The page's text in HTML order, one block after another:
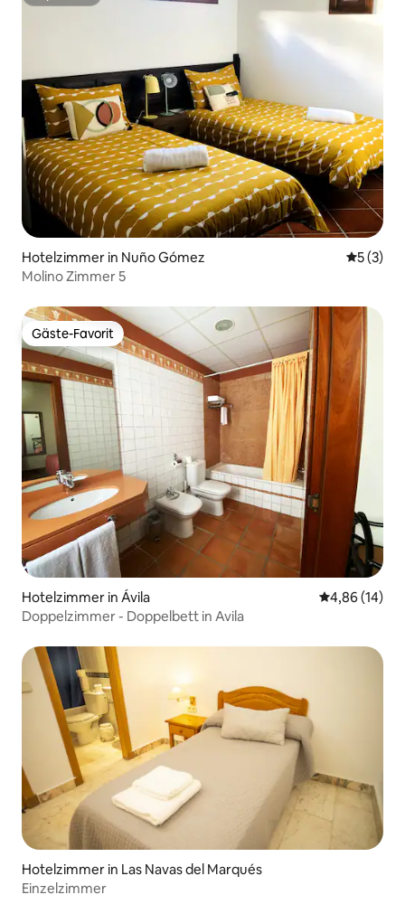
Hotelzimmer in Nuño Gómez
5 (3)
Molino Zimmer 5
Gäste-Favorit
Gäste-Favorit
Hotelzimmer in Ávila‎
4,86 (14)
Doppelzimmer - Doppelbett in Avila
Hotelzimmer in Las Navas del Marqués
Einzelzimmer